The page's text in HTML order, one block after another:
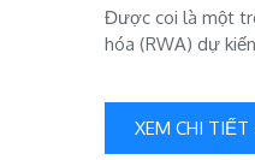
Được coi là một
hóa (RWA) dự
XEM CHI TIẾT